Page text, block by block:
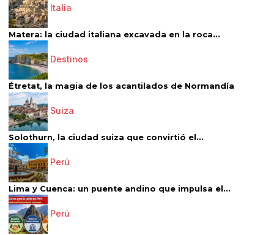
Italia
Matera: la ciudad italiana excavada en la roca...
Destinos
Étretat, la magia de los acantilados de Normandía
Suiza
Solothurn, la ciudad suiza que convirtió el...
Perú
Lima y Cuenca: un puente andino que impulsa el...
Perú